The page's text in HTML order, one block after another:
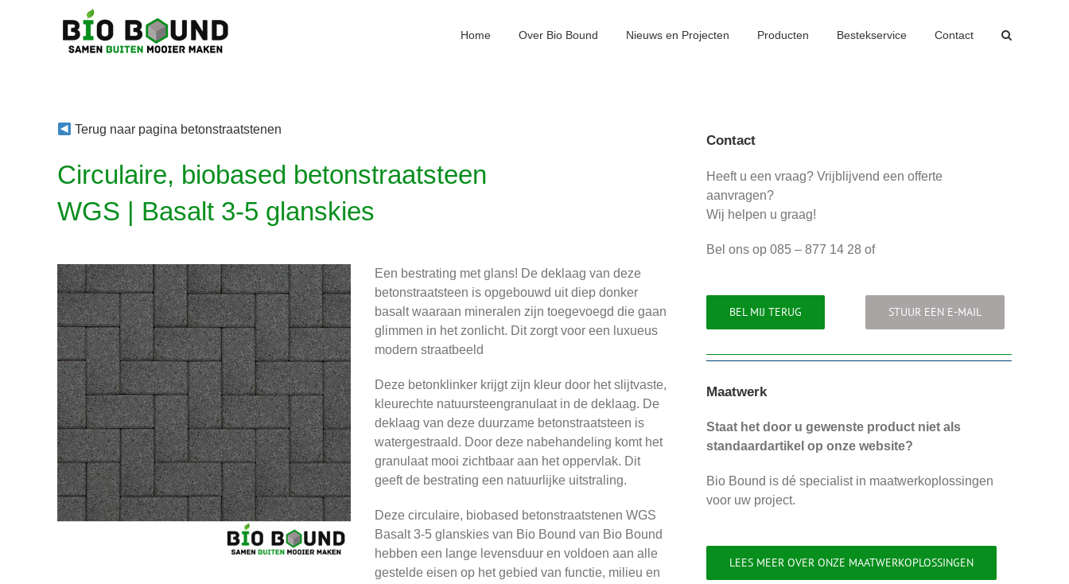
Home Over Bio Bound Nieuws en Projecten Producten Bestekservice Contact
Terug naar pagina betonstraatstenen
Circulaire, biobased betonstraatsteen
WGS | Basalt 3-5 glanskies
Een bestrating met glans! De deklaag van deze
betonstraatsteen is opgebouwd uit diep donker
basalt waaraan mineralen zijn toegevoegd die gaan
glimmen in het zonlicht. Dit zorgt voor een luxueus
modern straatbeeld
Deze betonklinker krijgt zijn kleur door het slijtvaste,
kleurechte natuursteengranulaat in de deklaag. De
deklaag van deze duurzame betonstraatsteen is
watergestraald. Door deze nabehandeling komt het
granulaat mooi zichtbaar aan het oppervlak. Dit
geeft de bestrating een natuurlijke uitstraling.
Deze circulaire, biobased betonstraatstenen WGS
Basalt 3-5 glanskies van Bio Bound van Bio Bound
hebben een lange levensduur en voldoen aan alle
gestelde eisen op het gebied van functie, milieu en
Contact
Heeft u een vraag? Vrijblijvend een offerte
aanvragen?
Wij helpen u graag!
Bel ons op 085 – 877 14 28 of
BEL MIJ TERUG STUUR EEN E-MAIL
Maatwerk
Staat het door u gewenste product niet als
standaardartikel op onze website?
Bio Bound is dé specialist in maatwerkoplossingen
voor uw project.
LEES MEER OVER ONZE MAATWERKOPLOSSINGEN